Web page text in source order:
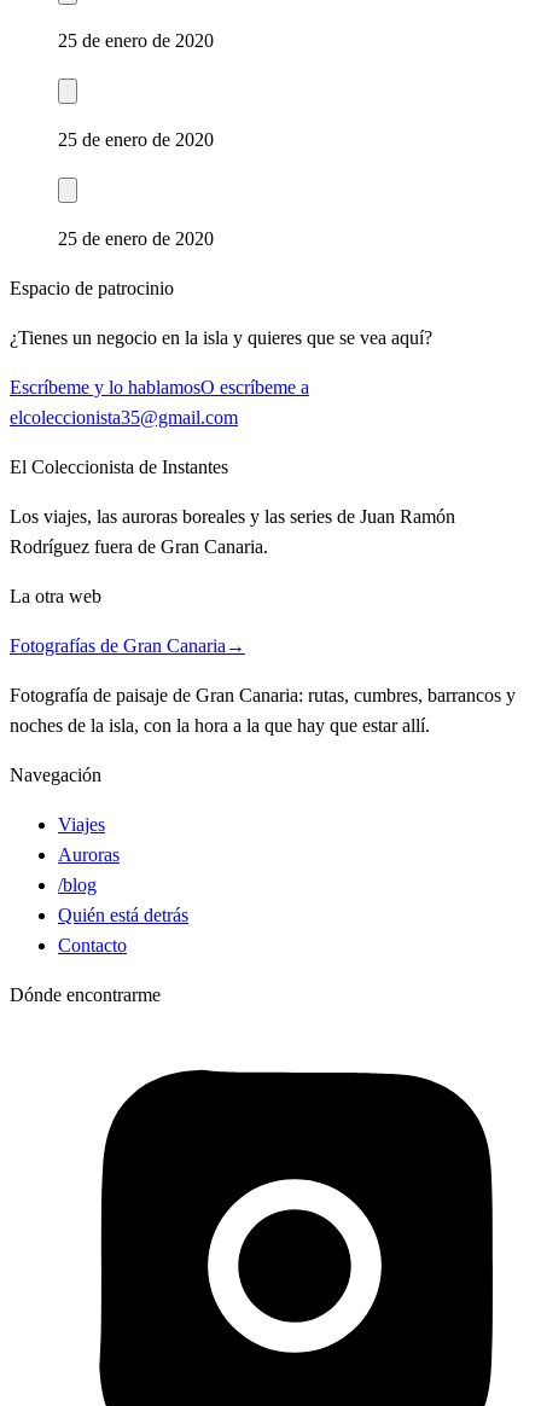
25 de enero de 2020
25 de enero de 2020
25 de enero de 2020
Espacio de patrocinio
¿Tienes un negocio en la isla y quieres que se vea aquí?
Escríbeme y lo hablamosO escríbeme a
elcoleccionista35@gmail.com
El Coleccionista de Instantes
Los viajes, las auroras boreales y las series de Juan Ramón
Rodríguez fuera de Gran Canaria.
La otra web
Fotografías de Gran Canaria →
Fotografía de paisaje de Gran Canaria: rutas, cumbres, barrancos y
noches de la isla, con la hora a la que hay que estar allí.
Navegación
Viajes
Auroras
/blog
Quién está detrás
Contacto
Dónde encontrarme